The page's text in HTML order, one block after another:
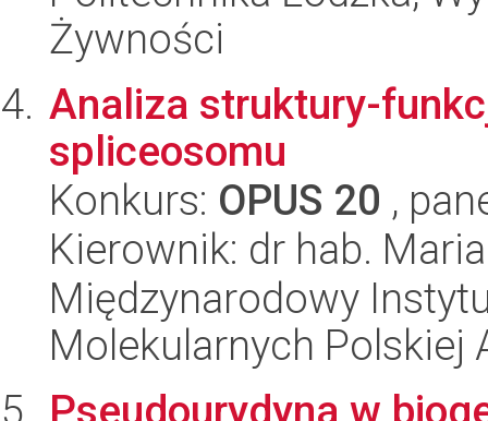
Żywności
Analiza struktury-
spliceosomu
Konkurs: OPUS 20 ,
Kierownik: dr hab.
Międzynarodowy
Molekularnych Polskiej
Pseudourydyna w